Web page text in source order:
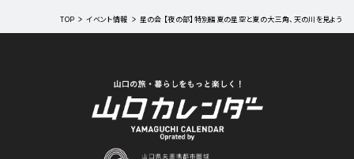
TOP イベント情報 星の会 【夜の部】特別編夏の星空と夏の大三角、天の川を見よう